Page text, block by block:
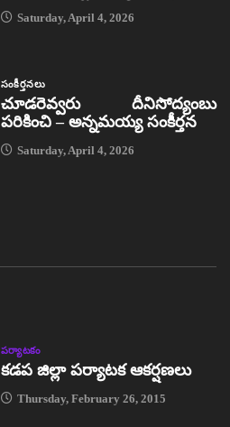
Saturday, April 4, 2026
సంకీర్తనలు
చూడరెవ్వరు దీనిసోద్యంబు
పరికించి – అన్నమయ్య సంకీర్తన
Saturday, April 4, 2026
పర్యాటకం
కడప జిల్లా పర్యాటక ఆకర్షణలు
Thursday, February 26, 2015